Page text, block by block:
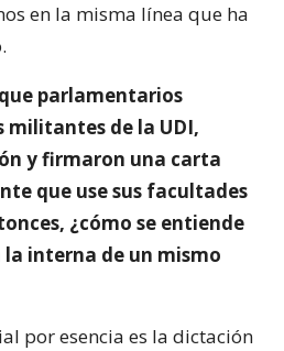
en la misma línea que ha
parlamentarios
de la UDI,
y firmaron una carta
que use sus facultades
¿cómo se entiende
la interna de un mismo
por esencia es la dictación